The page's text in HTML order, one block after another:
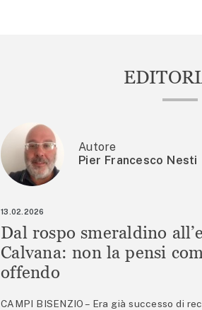
Autore
Pier Francesco Nesti
13.02.2026
Dal rospo smeraldino
Calvana: non la pensi
offendo
CAMPI BISENZIO – Era già successo di